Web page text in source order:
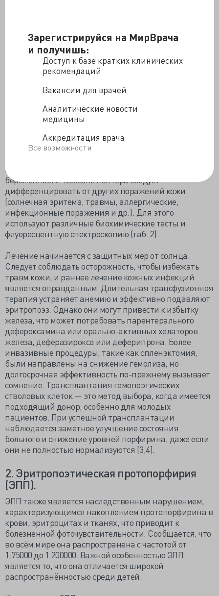
Зарегистрируйся на МирВрача
и получишь:
Доступ к базе кратких клинических
рекомендаций
Вакансии для врачей
Аналитические новости
медицины
Аккредитация врача
Все возможности
Рисунок 3.
Диагноз часто ставится после рождения, когда
начинается тяжёлая фотосенсибилизация и
окрашивание мочи в красный цвет. Для
подтверждения диагноза исследуют ДНК для
выявления причинных мутаций. Это особенно важно
пренатальной диагностики в последующей
беременности. Болезнь Гюнтера следует
дифференцировать от других поражений кожи
(солнечная эритема, травмы, аллергические,
инфекционные поражения и др.). Для этого
используют различные биохимические тесты и
флуоресцентную спектроскопию (таб. 2).
Лечение начинается с защитных мер от солнца.
Следует соблюдать осторожность, чтобы избежать
травм кожи; и раннее лечение кожных инфекций
является оправданным. Длительная трансфузионная
терапия устраняет анемию и эффективно подавляют
эритропоэз. Однако они могут привести к избытку
железа, что может потребовать парентерального
дефероксамина или орально-активных хелаторов
железа, деферазирокса или деферипрона. Более
инвазивные процедуры, такие как спленэктомия,
были направлены на снижение гемолиза, но
долгосрочная эффективность по-прежнему вызывает
сомнение. Трансплантация гемопоэтических
стволовых клеток — это метод выбора, когда имеется
подходящий донор, особенно для молодых
пациентов. При успешной трансплантации
наблюдается заметное улучшение состояния
больного и снижение уровней порфирина, даже если
они не полностью нормализуются [3,4].
2. Эритропоэтическая протопорфирия
(ЭПП).
ЭПП также является наследственным нарушением,
характеризующимся накоплением протопорфирина в
крови, эритроцитах и тканях, что приводит к
болезненной фоточувствительности. Сообщается, что
во всём мире она распространена с частотой от
1:75000 до 1:200000. Важной особенностью ЭПП
является то, что она отличается широкой
распространённостью среди детей.